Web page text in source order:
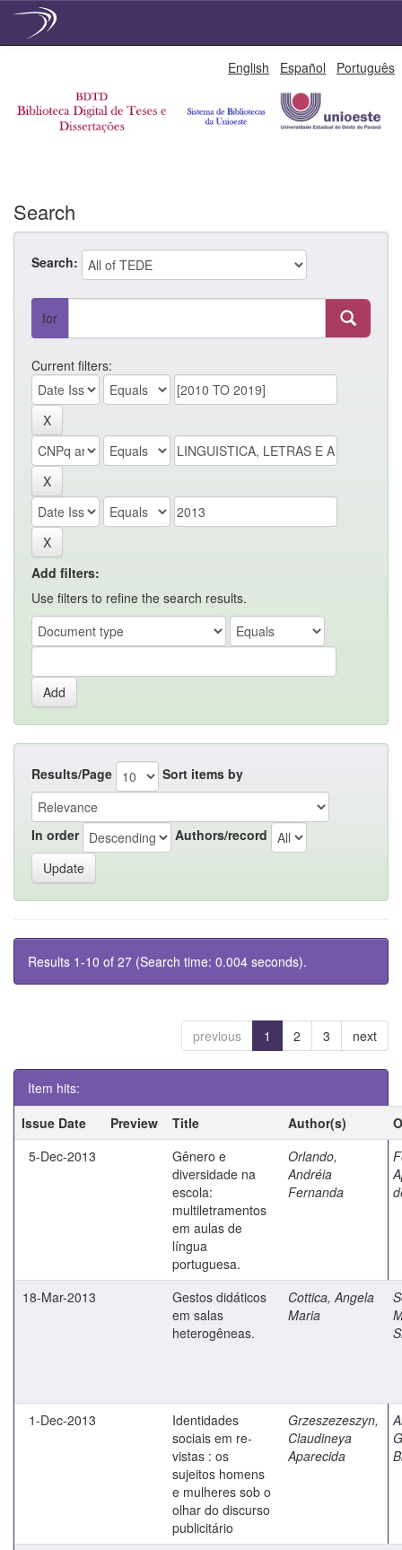
English Español Português
Search
Search:
for
Current filters:
Add filters:
Use filters to refine the search results.
Results/Page Sort items by
In order Authors/record
Results 1-10 of 27 (Search time: 0.004 seconds).
previous 1 2 3 next
Item hits:
Issue Date
Preview Title Author(s)
5-Dec-2013
Gênero e
diversidade na
escola:
multiletramentos
em aulas de
língua
portuguesa.
Orlando,
Andréia
Fernanda
18-Mar-2013
Gestos didáticos
em salas
heterogêneas.
Cottica, Angela
Maria
1-Dec-2013
Identidades
sociais em re-
vistas : os
sujeitos homens
e mulheres sob o
olhar do discurso
publicitário
Grzeszezeszyn,
Claudineya
Aparecida